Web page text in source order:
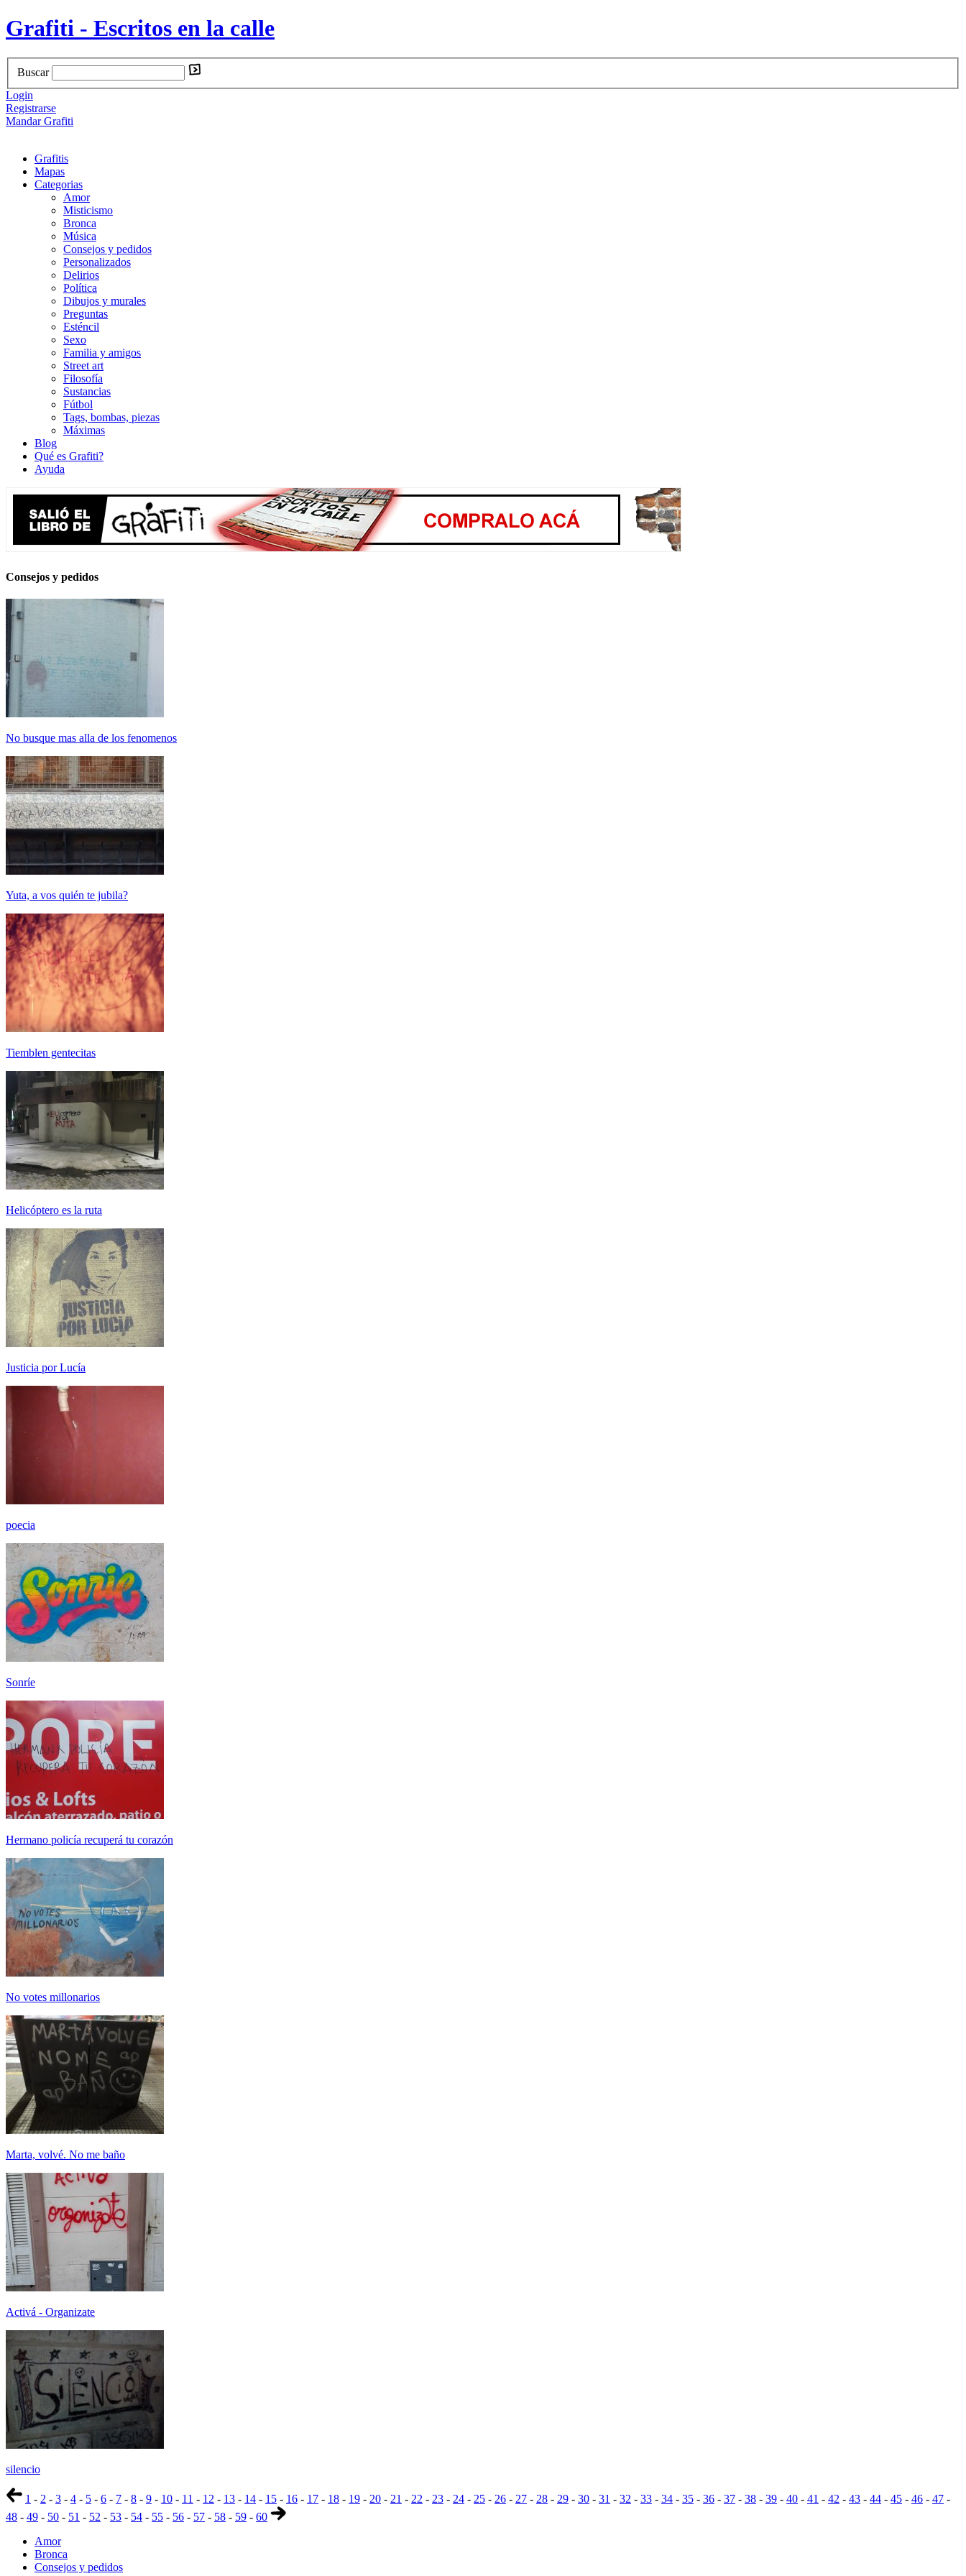
Grafiti - Escritos en la calle
Buscar
Login
Registrarse
Mandar Grafiti
Grafitis
Mapas
Categorias
Amor
Misticismo
Bronca
Música
Consejos y pedidos
Personalizados
Delirios
Política
Dibujos y murales
Preguntas
Esténcil
Sexo
Familia y amigos
Street art
Filosofía
Sustancias
Fútbol
Tags, bombas, piezas
Máximas
Blog
Qué es Grafiti?
Ayuda
Consejos y pedidos
No busque mas alla de los fenomenos
Yuta, a vos quién te jubila?
Tiemblen gentecitas
Helicóptero es la ruta
Justicia por Lucía
poecia
Sonríe
Hermano policía recuperá tu corazón
No votes millonarios
Marta, volvé. No me baño
Activá - Organizate
silencio
1 - 2 - 3 - 4 - 5 - 6 - 7 - 8 - 9 - 10 - 11 - 12 - 13 - 14 - 15 - 16 - 17 - 18 - 19 - 20 - 21 - 22 - 23 - 24 - 25 - 26 - 27 - 28 - 29 - 30 - 31 - 32 - 33 - 34 - 35 - 36 - 37 - 38 - 39 - 40 - 41 - 42 - 43 - 44 - 45 - 46 - 47 -
48 - 49 - 50 - 51 - 52 - 53 - 54 - 55 - 56 - 57 - 58 - 59 - 60
Amor
Bronca
Consejos y pedidos